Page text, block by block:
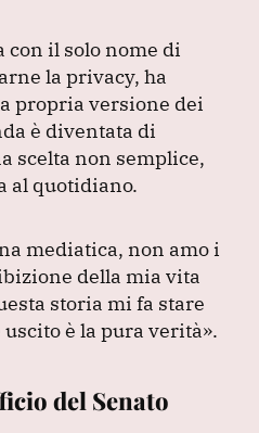
il solo nome di
la privacy, ha
propria versione dei
è diventata di
scelta non semplice,
al quotidiano.
mediatica, non amo i
della mia vita
storia mi fa stare
è la pura verità».
del Senato